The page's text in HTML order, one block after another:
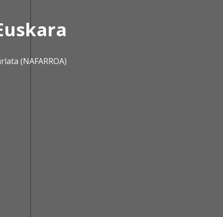
(NAFARROA)